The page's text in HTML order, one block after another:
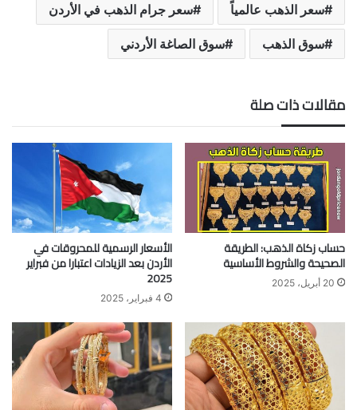
سعر الذهب عالمياً سعر جرام الذهب في الأردن
سوق الذهب سوق الصاغة الأردني
مقالات ذات صلة
حساب زكاة الذهب: الطريقة
الصحيحة والشروط الأساسية
20 أبريل، 2025
الأسعار الرسمية للمحروقات في
الأردن بعد الزيادات اعتبارا من فبراير
2025
4 فبراير، 2025